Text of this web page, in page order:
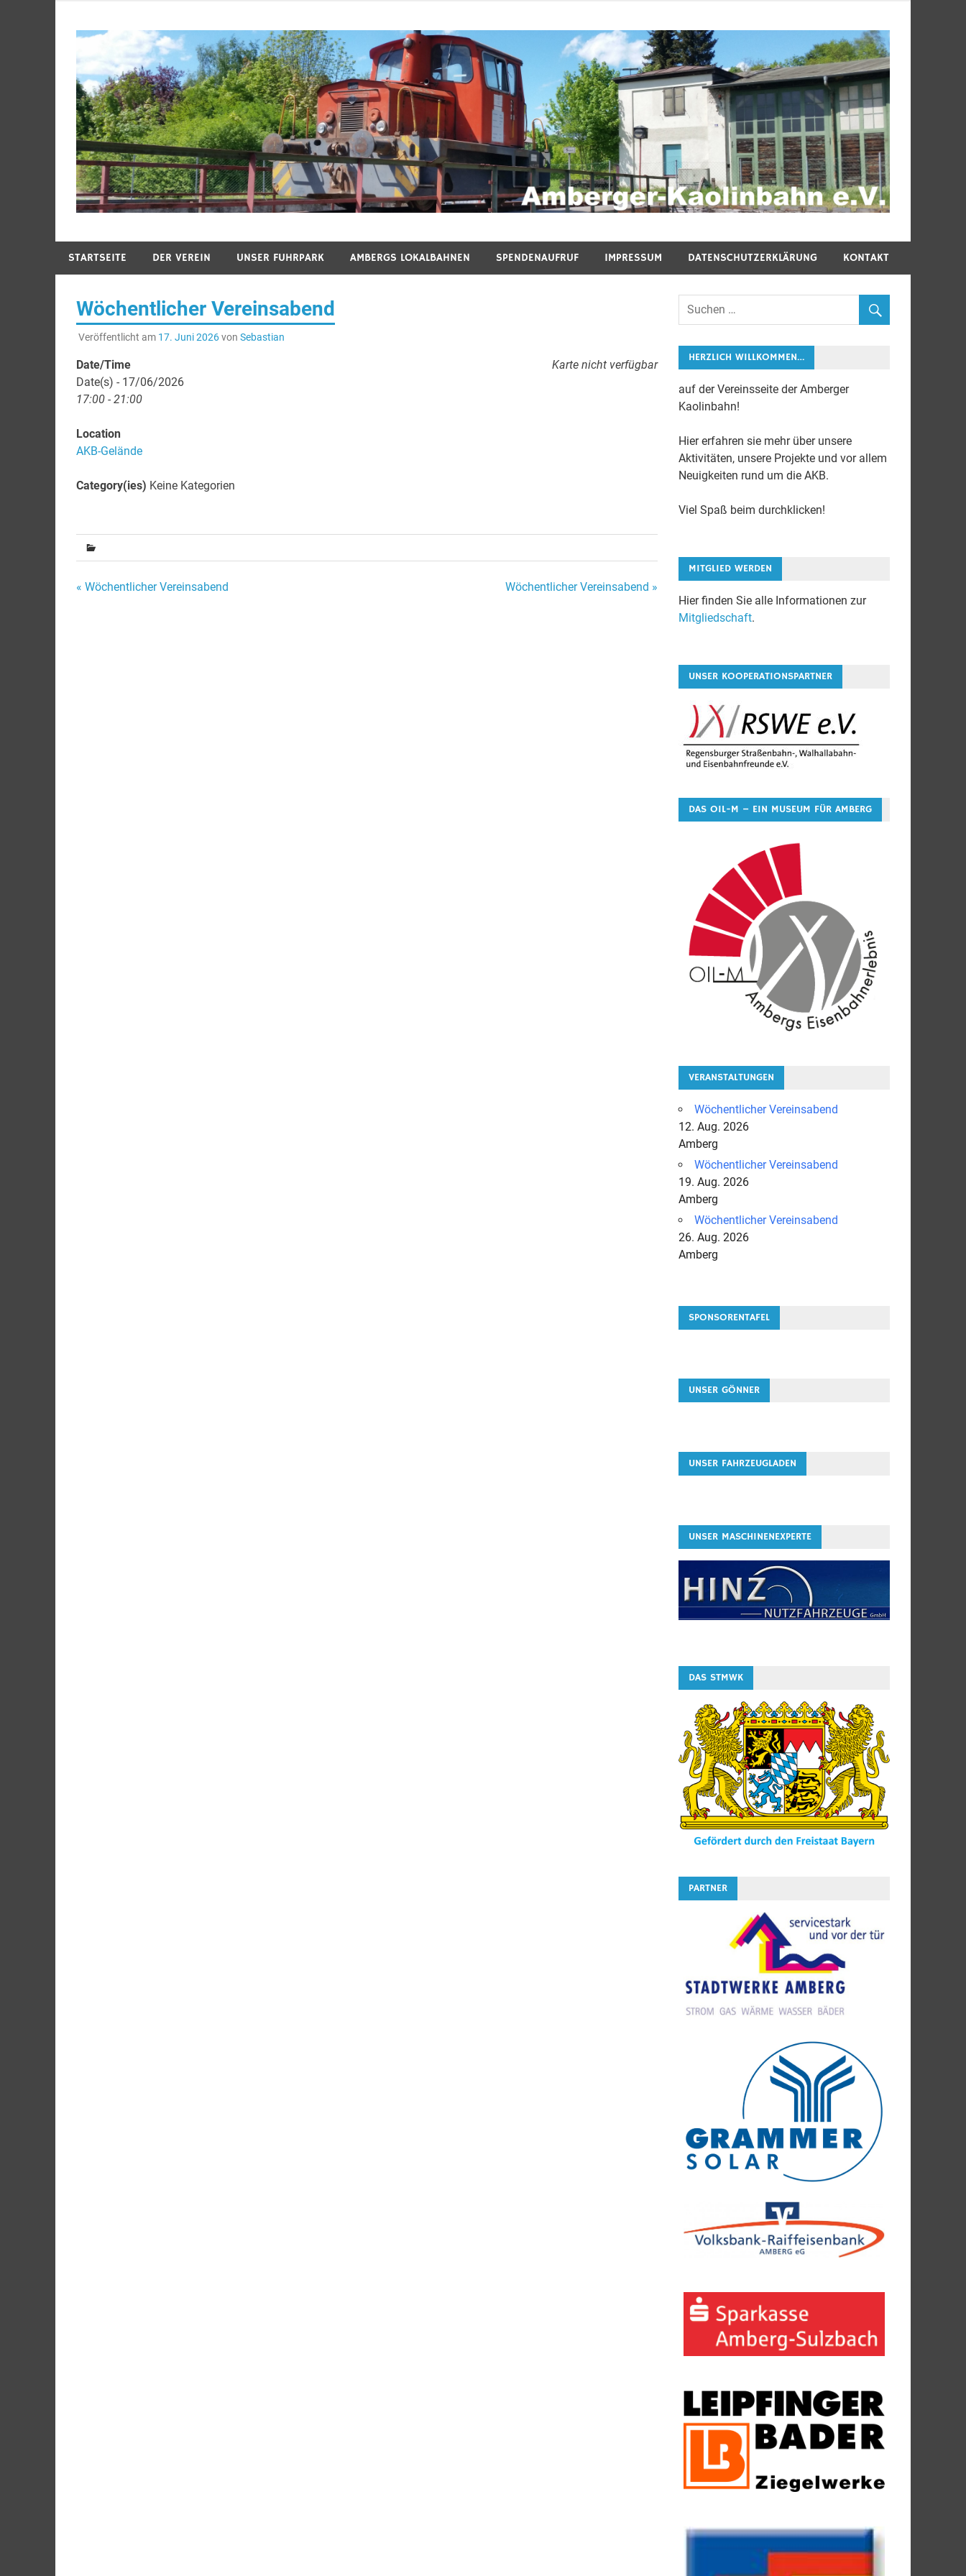
springen
STARTSEITE DER VEREIN UNSER FUHRPARK AMBERGS LOKALBAHNEN SPENDENAUFRUF IMPRESSUM DATENSCHUTZERKLÄRUNG KONTAKT
Wöchentlicher Vereinsabend
Veröffentlicht am 17. Juni 2026von Sebastian
Karte nicht verfügbar
Date/Time
Date(s) - 17/06/2026
17:00 - 21:00
Location
AKB-Gelände
Category(ies) Keine Kategorien
Beitragsnavigation
« Wöchentlicher Vereinsabend Wöchentlicher Vereinsabend »
HERZLICH WILLKOMMEN…
auf der Vereinsseite der Amberger
Kaolinbahn!
Hier erfahren sie mehr über unsere
Aktivitäten, unsere Projekte und vor allem
Neuigkeiten rund um die AKB.
Viel Spaß beim durchklicken!
MITGLIED WERDEN
Hier finden Sie alle Informationen zur
Mitgliedschaft.
UNSER KOOPERATIONSPARTNER
DAS OIL-M – EIN MUSEUM FÜR AMBERG
VERANSTALTUNGEN
Wöchentlicher Vereinsabend
12. Aug. 2026
Amberg
Wöchentlicher Vereinsabend
19. Aug. 2026
Amberg
Wöchentlicher Vereinsabend
26. Aug. 2026
Amberg
SPONSORENTAFEL
UNSER GÖNNER
UNSER FAHRZEUGLADEN
UNSER MASCHINENEXPERTE
DAS STMWK
PARTNER